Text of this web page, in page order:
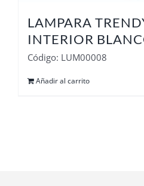
LAMPARA
INTERIOR
Código: LUM00008
Añadir al carrito